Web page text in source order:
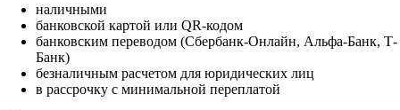
наличными
банковской картой или QR-кодом
банковским переводом (Сбербанк-Онлайн, Альфа-Банк, Т-
Банк)
безналичным расчетом для юридических лиц
в рассрочку с минимальной переплатой